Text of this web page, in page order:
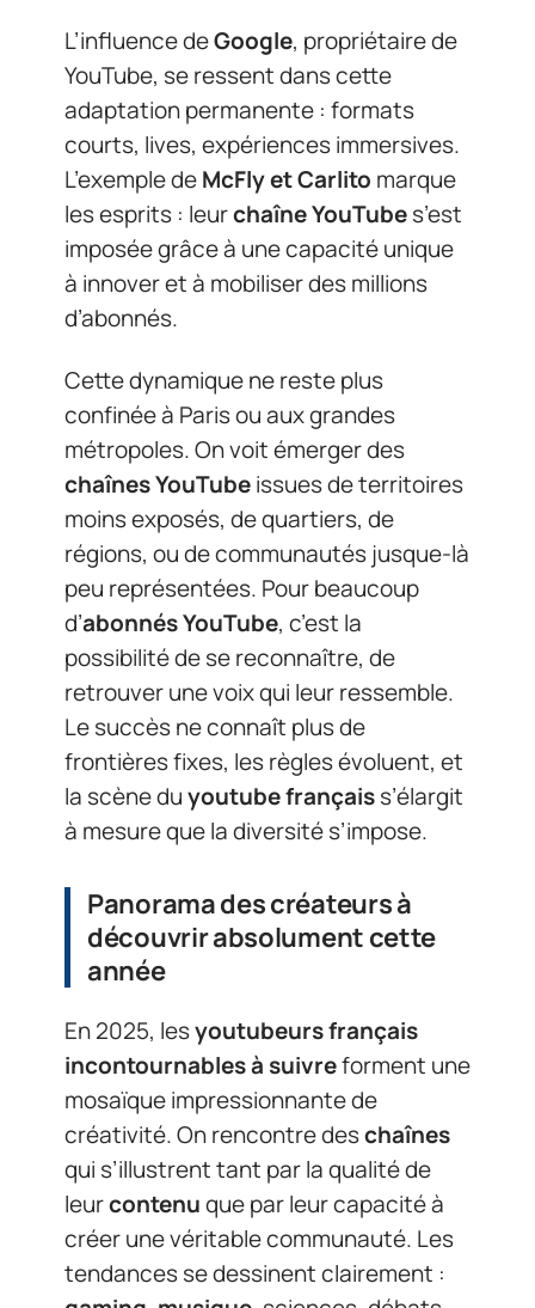
L’influence deGoogle, propriétaire de
YouTube, se ressent dans cette
adaptation permanente : formats
courts, lives, expériences immersives.
L’exemple deMcFly et Carlito marque
les esprits : leurchaîne YouTubes’est
imposée grâce à une capacité unique
à innover et à mobiliser des millions
d’abonnés.
Cette dynamique ne reste plus
confinée à Paris ou aux grandes
métropoles. On voit émerger des
chaînes YouTubeissues de territoires
moins exposés, de quartiers, de
régions, ou de communautés jusque-là
peu représentées. Pour beaucoup
d’abonnés YouTube, c’est la
possibilité de se reconnaître, de
retrouver une voix qui leur ressemble.
Le succès ne connaît plus de
frontières fixes, les règles évoluent, et
la scène duyoutube françaiss’élargit
à mesure que la diversité s’impose.
Panorama des créateurs à
découvrir absolument cette
année
En 2025, lesyoutubeurs français
incontournables à suivreforment une
mosaïque impressionnante de
créativité. On rencontre deschaînes
qui s’illustrent tant par la qualité de
leurcontenuque par leur capacité à
créer une véritable communauté. Les
tendances se dessinent clairement :